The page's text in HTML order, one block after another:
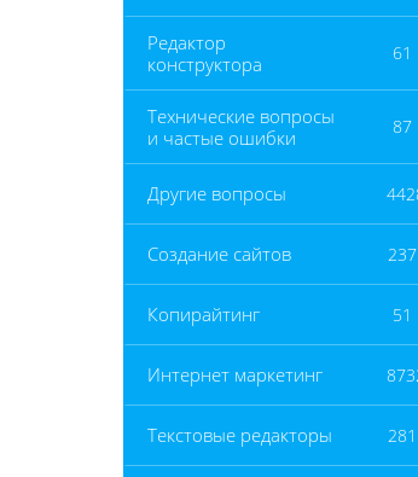
Редактор
конструктора
61
Технические вопросы
и частые ошибки
87
Другие вопросы
Создание сайтов 237
Копирайтинг 51
Интернет маркетинг
Текстовые редакторы 281